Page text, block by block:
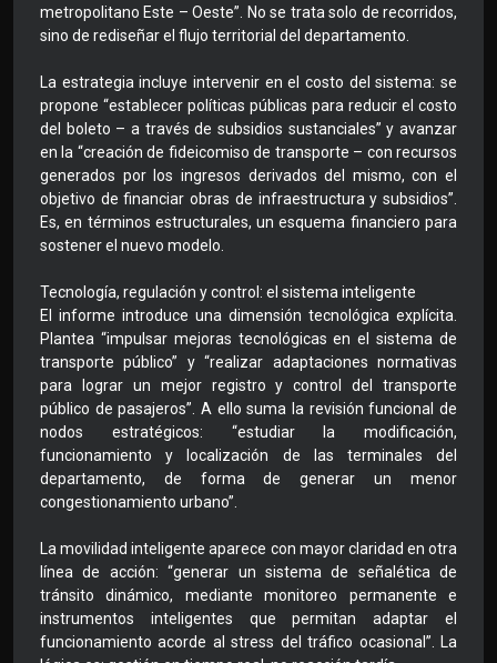
metropolitano Este – Oeste”. No se trata solo de recorridos,
sino de rediseñar el flujo territorial del departamento.
La estrategia incluye intervenir en el costo del sistema: se
propone “establecer políticas públicas para reducir el costo
del boleto – a través de subsidios sustanciales” y avanzar
en la “creación de fideicomiso de transporte – con recursos
generados por los ingresos derivados del mismo, con el
objetivo de financiar obras de infraestructura y subsidios”.
Es, en términos estructurales, un esquema financiero para
sostener el nuevo modelo.
Tecnología, regulación y control: el sistema inteligente
El informe introduce una dimensión tecnológica explícita.
Plantea “impulsar mejoras tecnológicas en el sistema de
transporte público” y “realizar adaptaciones normativas
para lograr un mejor registro y control del transporte
público de pasajeros”. A ello suma la revisión funcional de
nodos estratégicos: “estudiar la modificación,
funcionamiento y localización de las terminales del
departamento, de forma de generar un menor
congestionamiento urbano”.
La movilidad inteligente aparece con mayor claridad en otra
línea de acción: “generar un sistema de señalética de
tránsito dinámico, mediante monitoreo permanente e
instrumentos inteligentes que permitan adaptar el
funcionamiento acorde al stress del tráfico ocasional”. La